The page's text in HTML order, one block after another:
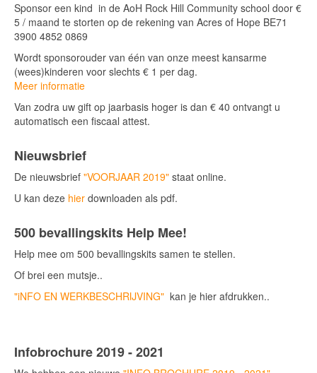
Sponsor een kind in de AoH Rock Hill Community school door €
5 / maand te storten op de rekening van Acres of Hope BE71
3900 4852 0869
Wordt sponsorouder van één van onze meest kansarme
(wees)kinderen voor slechts € 1 per dag.
Meer informatie
Van zodra uw gift op jaarbasis hoger is dan € 40 ontvangt u
automatisch een fiscaal attest.
Nieuwsbrief
De nieuwsbrief "VOORJAAR 2019" staat online.
U kan deze hier downloaden als pdf.
500 bevallingskits Help Mee!
Help mee om 500 bevallingskits samen te stellen.
Of brei een mutsje..
"iNFO EN WERKBESCHRIJVING" kan je hier afdrukken..
Infobrochure 2019 - 2021